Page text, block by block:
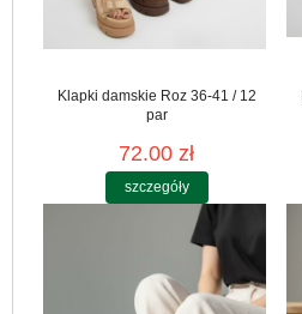
Klapki damskie Roz 36-41 / 12
par
72.00 zł
szczegóły